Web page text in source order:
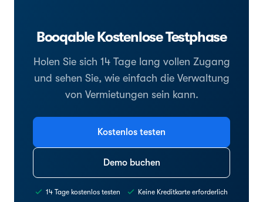
Booqable Kostenlose Testphase
Holen Sie sich 14 Tage lang vollen Zugang
und sehen Sie, wie einfach die Verwaltung
von Vermietungen sein kann.
Kostenlos testen
Demo buchen
14 Tage kostenlos testen Keine Kreditkarte erforderlich